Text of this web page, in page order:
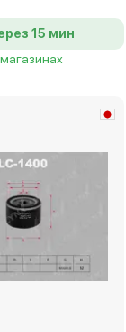
15 мин